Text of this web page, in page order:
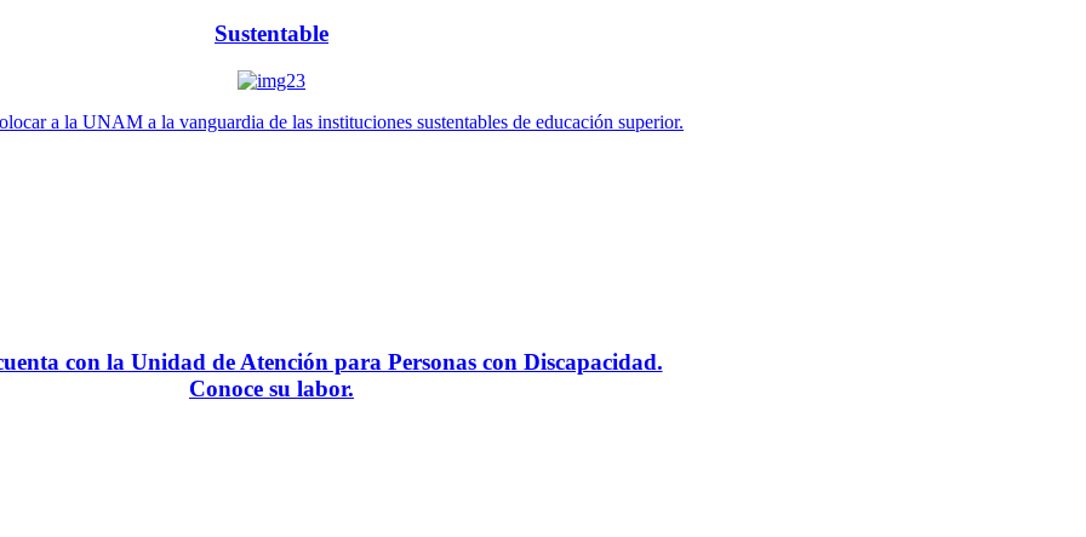
Sustentable
a la UNAM a la vanguardia de las instituciones sustentables de educación superior.
con la Unidad de Atención para Personas con Discapacidad.
Conoce su labor.